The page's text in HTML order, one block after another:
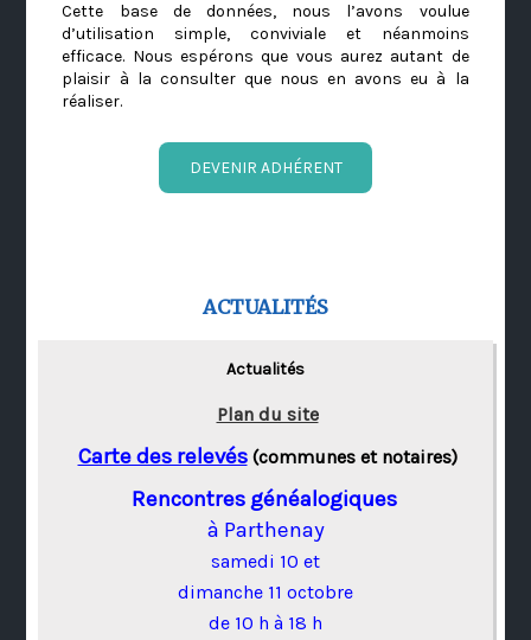
Cette base de données, nous l’avons voulue
d’utilisation simple, conviviale et néanmoins
efficace. Nous espérons que vous aurez autant de
plaisir à la consulter que nous en avons eu à la
réaliser.
DEVENIR ADHÉRENT
ACTUALITÉS
Actualités
Plan du site
Carte des relevés(communes et notaires)
Rencontres généalogiques
à Parthenay
samedi 10 et
dimanche 11 octobre
de 10 h à 18 h